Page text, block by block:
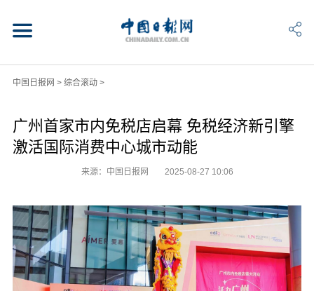
中国日报网 > 综合滚动>
广州首家市内免税店启幕 免税经济新引擎
激活国际消费中心城市动能
来源：中国日报网 2025-08-27 10:06